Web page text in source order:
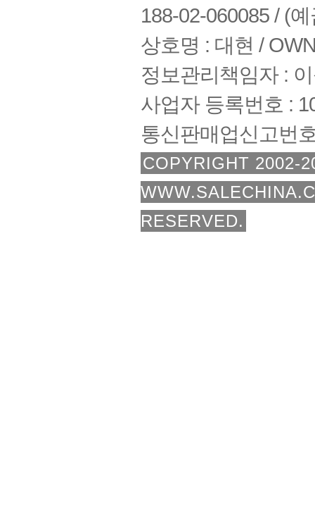
188-02-060085 / (
상호명 : 대현 /
정보관리책임자 :
사업자 등록번호 :
통신판매업신고번
COPYRIGHT 2002-
RESERVED.